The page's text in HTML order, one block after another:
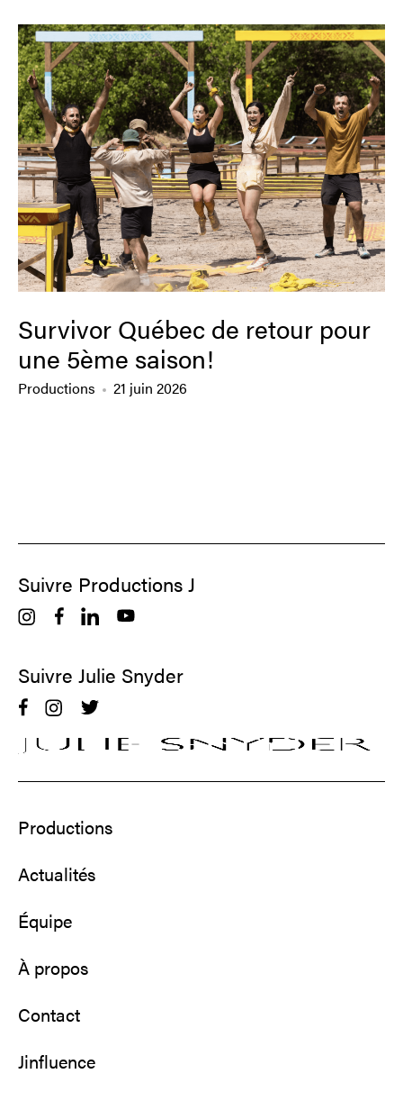
Survivor Québec de retour pour
une 5ème saison!
Productions 21 juin 2026
Suivre Productions J
Suivre Julie Snyder
Productions
Actualités
Équipe
À propos
Contact
Jinfluence